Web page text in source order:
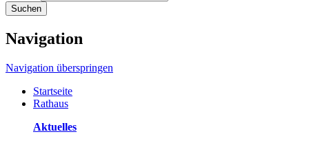
Suchen
Navigation
Navigation überspringen
Startseite
Rathaus
Aktuelles